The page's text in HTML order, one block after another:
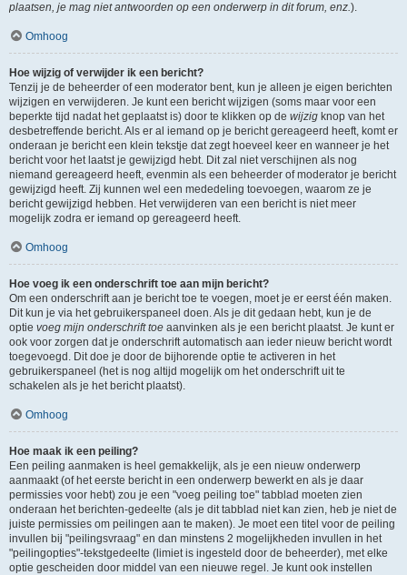
plaatsen, je mag niet antwoorden op een onderwerp in dit forum, enz.).
Omhoog
Hoe wijzig of verwijder ik een bericht?
Tenzij je de beheerder of een moderator bent, kun je alleen je eigen berichten
wijzigen en verwijderen. Je kunt een bericht wijzigen (soms maar voor een
beperkte tijd nadat het geplaatst is) door te klikken op de wijzig knop van het
desbetreffende bericht. Als er al iemand op je bericht gereageerd heeft, komt er
onderaan je bericht een klein tekstje dat zegt hoeveel keer en wanneer je het
bericht voor het laatst je gewijzigd hebt. Dit zal niet verschijnen als nog
niemand gereageerd heeft, evenmin als een beheerder of moderator je bericht
gewijzigd heeft. Zij kunnen wel een mededeling toevoegen, waarom ze je
bericht gewijzigd hebben. Het verwijderen van een bericht is niet meer
mogelijk zodra er iemand op gereageerd heeft.
Omhoog
Hoe voeg ik een onderschrift toe aan mijn bericht?
Om een onderschrift aan je bericht toe te voegen, moet je er eerst één maken.
Dit kun je via het gebruikerspaneel doen. Als je dit gedaan hebt, kun je de
optie voeg mijn onderschrift toe aanvinken als je een bericht plaatst. Je kunt er
ook voor zorgen dat je onderschrift automatisch aan ieder nieuw bericht wordt
toegevoegd. Dit doe je door de bijhorende optie te activeren in het
gebruikerspaneel (het is nog altijd mogelijk om het onderschrift uit te
schakelen als je het bericht plaatst).
Omhoog
Hoe maak ik een peiling?
Een peiling aanmaken is heel gemakkelijk, als je een nieuw onderwerp
aanmaakt (of het eerste bericht in een onderwerp bewerkt en als je daar
permissies voor hebt) zou je een "voeg peiling toe" tabblad moeten zien
onderaan het berichten-gedeelte (als je dit tabblad niet kan zien, heb je niet de
juiste permissies om peilingen aan te maken). Je moet een titel voor de peiling
invullen bij "peilingsvraag" en dan minstens 2 mogelijkheden invullen in het
"peilingopties"-tekstgedeelte (limiet is ingesteld door de beheerder), met elke
optie gescheiden door middel van een nieuwe regel. Je kunt ook instellen